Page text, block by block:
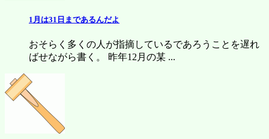
1月は31日まであるんだよ
おそらく多くの人が指摘しているであろうことを遅れ
ばせながら書く。 昨年12月の某 ...